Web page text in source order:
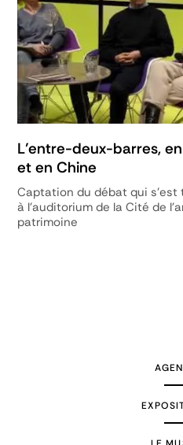
L’entre-deux-barres,
et en Chine
Captation du débat qui s'est
à l'auditorium de la Cité de
patrimoine